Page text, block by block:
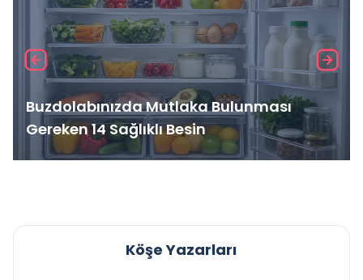
Buzdolabınızda Mutlaka Bulunması
Gereken 14 Sağlıklı Besin
Köşe Yazarları